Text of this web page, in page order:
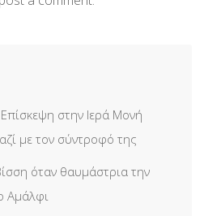
στην Ιερά Μονή
με τον σύντροφό της
όταν θαυμάστρια την
Αμάλφι